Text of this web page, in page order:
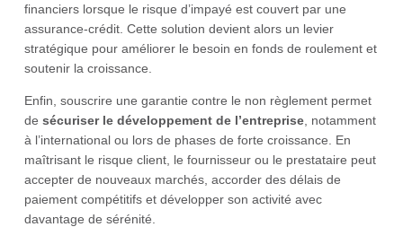
financiers lorsque le risque d’impayé est couvert par une
assurance-crédit. Cette solution devient alors un levier
stratégique pour améliorer le besoin en fonds de roulement et
soutenir la croissance.
Enfin, souscrire une garantie contre le non règlement permet
de sécuriser le développement de l’entreprise , notamment
à l’international ou lors de phases de forte croissance. En
maîtrisant le risque client, le fournisseur ou le prestataire peut
accepter de nouveaux marchés, accorder des délais de
paiement compétitifs et développer son activité avec
davantage de sérénité.